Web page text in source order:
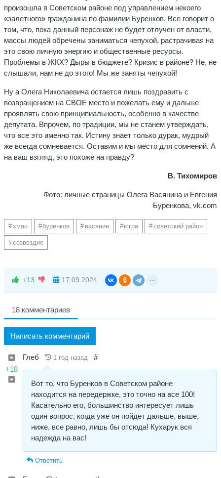
произошла в Советском районе под управлением некоего
«залетного» гражданина по фамилии Буренков. Все говорит о
том, что, пока данный персонаж не будет отлучен от власти,
массы людей обречены заниматься чепухой, растрачивая на
это свою личную энергию и общественные ресурсы.
Проблемы в ЖКХ? Дыры в бюджете? Кризис в районе? Не, не
слышали, нам не до этого! Мы же заняты чепухой!
Ну а Олега Николаевича остается лишь поздравить с
возвращением на СВОЕ место и пожелать ему и дальше
проявлять свою принципиальность, особенно в качестве
депутата. Впрочем, по традиции, мы не станем утверждать,
что все это именно так. Истину знает только дурак, мудрый
же всегда сомневается. Оставим и мы место для сомнений. А
на ваш взгляд, это похоже на правду?
В. Тихомиров
Фото: личные страницы Олега Васянина и Евгения
Буренкова, vk.com
хмао буренков васянин югра советский район
созвездие
+13 17.09.2024
18 комментариев
Написать комментарий
+18
Глеб 1 год назад #
Вот то, что Буренков в Советском районе
находится на передержке, это точно на все 100!
Касательно его, большинство интересует лишь
один вопрос, когда уже он пойдет дальше, выше,
ниже, все равно, лишь бы отсюда! Кухарук вся
надежда на вас!
Ответить